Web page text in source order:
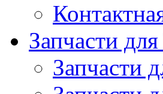
Запчасти
Запчасти